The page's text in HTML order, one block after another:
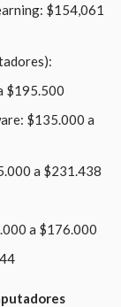
$154,061
$195.500
$135.000 a
a $231.438
a $176.000